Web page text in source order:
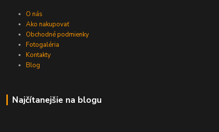
O nás
Ako nakupovať
Obchodné podmienky
Fotogaléria
Kontakty
Blog
Najčítanejšie na blogu